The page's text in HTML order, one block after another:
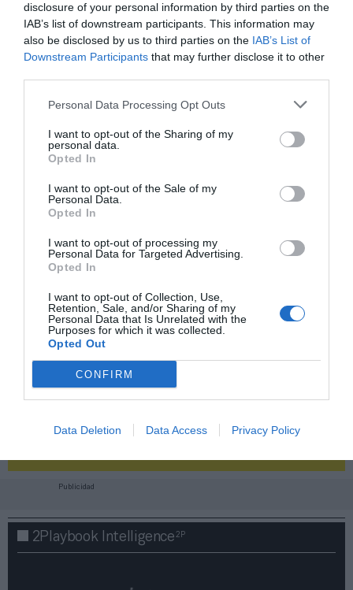
disclosure of your personal information by third parties on the
IAB’s list of downstream participants. This information may
also be disclosed by us to third parties on the IAB’s List of
Downstream Participants that may further disclose it to other
Personal Data Processing Opt Outs
I want to opt-out of the Sharing of my
personal data.
Opted In
I want to opt-out of the Sale of my
Personal Data.
Opted In
I want to opt-out of processing my
Personal Data for Targeted Advertising.
Opted In
I want to opt-out of Collection, Use,
Retention, Sale, and/or Sharing of my
Personal Data that Is Unrelated with the
Purposes for which it was collected.
Opted Out
CONFIRM
Data Deletion Data Access Privacy Policy
ACB
2Playbook Intelligence
2Playbook Club
¡Haz click aquí y accede sin límites a contenidos
y eventos para Socios!​​​​​​​
Publicidad
2Playbook Intelligence2P